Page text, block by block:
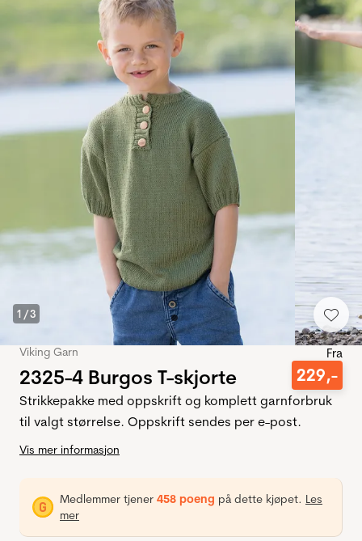
1 /3
Viking Garn
2325-4 Burgos T-skjorte
Fra
229,-
Strikkepakke med oppskrift og komplett garnforbruk
til valgt størrelse. Oppskrift sendes per e-post.
Vis mer informasjon
Medlemmer tjener 458 poeng på dette kjøpet. Les
mer